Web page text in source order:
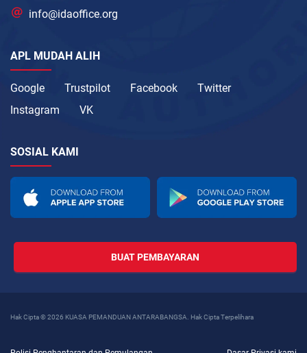
info@idaoffice.org
APL MUDAH ALIH
Google Trustpilot Facebook
Twitter
Instagram
VK
SOSIAL KAMI
BUAT PEMBAYARAN
Hak Cipta © 2026 KUASA PEMANDUAN ANTARABANGSA. Hak Cipta Terpelihara